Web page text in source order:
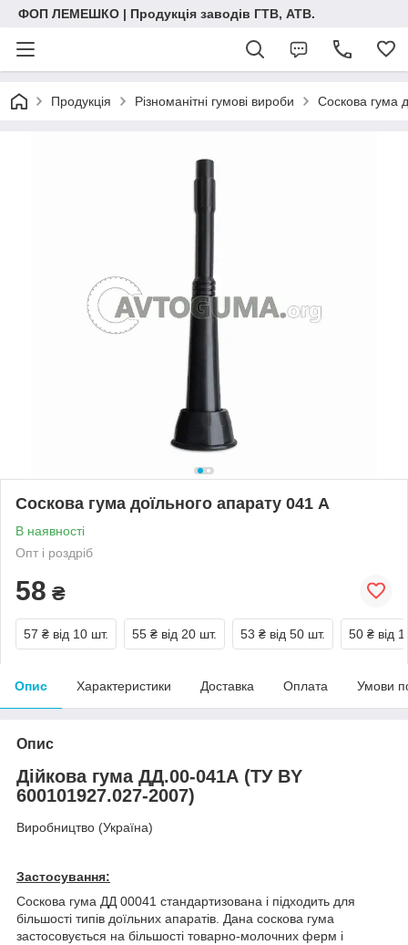
ФОП ЛЕМЕШКО | Продукція заводів ГТВ, АТВ.
Продукція Різноманітні гумові вироби Соскова гума
Соскова гума доїльного апарату 041 А
В наявності
Опт і роздріб
58 ₴
57 ₴ від 10 шт. 55 ₴ від 20 шт. 53 ₴ від 50 шт. 50 ₴ від
Опис Характеристики Доставка Оплата Умови
Опис
Дійкова гума ДД.00-041А (ТУ BY
600101927.027-2007)
Виробництво (Україна)
Застосування:
Соскова гума ДД 00041 стандартизована і підходить для
більшості типів доїльних апаратів. Дана соскова гума
застосовується на більшості товарно-молочних ферм і